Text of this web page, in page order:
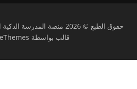
حقوق الطبع © 2026 منصة المدرسة الذكية الفلسطينية
قالب بواسطة FameThemes